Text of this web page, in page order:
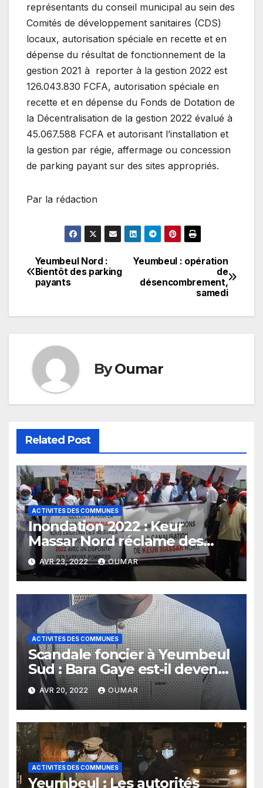
représentants du conseil municipal au sein des
Comités de développement sanitaires (CDS)
locaux, autorisation spéciale en recette et en
dépense du résultat de fonctionnement de la
gestion 2021 à reporter à la gestion 2022 est
126.043.830 FCFA, autorisation spéciale en
recette et en dépense du Fonds de Dotation de
la Décentralisation de la gestion 2022 évalué à
45.067.588 FCFA et autorisant l’installation et
la gestion par régie, affermage ou concession
de parking payant sur des sites appropriés.
Par la rédaction
Navigation
de
l’article
Yeumbeul : opération
de
désencombrement,
samedi
Yeumbeul Nord :
Bientôt des parking
payants
ByOumar
Related Post
ACTIVITES DES COMMUNES
Inondation 2022 : Keur
Massar Nord réclame des
canalisations
AVR 23, 2022 OUMAR
ACTIVITES DES COMMUNES
Scandale foncier à Yeumbeul
Sud : Bara Gaye est-il devenu
intouchable
AVR 20, 2022 OUMAR
ACTIVITES DES COMMUNES
Yeumbeul : Les autorités